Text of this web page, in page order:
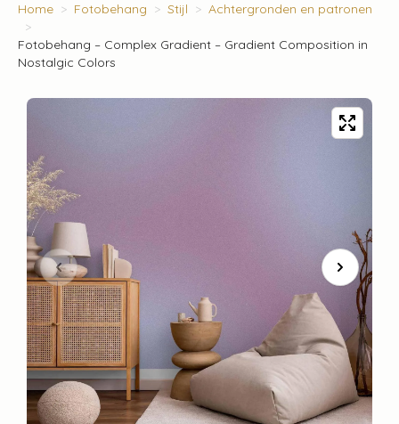
Home Fotobehang Stijl Achtergronden en patronen
Fotobehang – Complex Gradient – Gradient Composition in
Nostalgic Colors